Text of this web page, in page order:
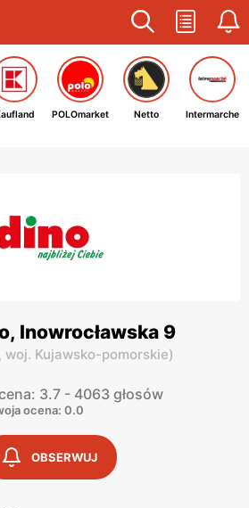
POLOmarket Netto Intermarche
Inowrocławska 9
woj. Kujawsko-pomorskie)
3.7 - 4063 głosów
ocena: 0.0
OBSERWUJ